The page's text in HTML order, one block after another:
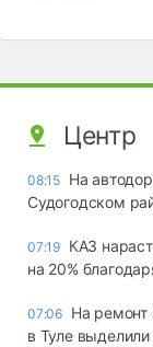
Центр
08:15 На
Судогодском
07:19 КАЗ
на 20%
07:06 На ремонт
в Туле